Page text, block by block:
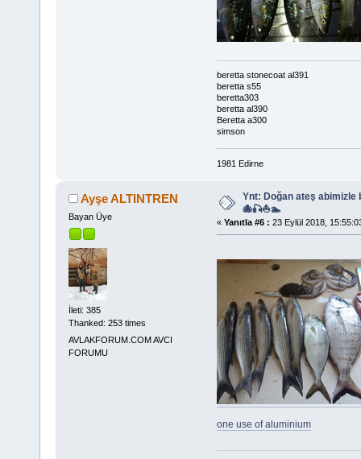
beretta stonecoat al391
beretta s55
beretta303
beretta al390
Beretta a300
simson
1981 Edirne
Ayşe ALTINTREN
Bayan Üye
İleti: 385
Thanked: 253 times
AVLAKFORUM.COM AVCI
FORUMU
Ynt: Doğan ateş
🐙🎣⛵🏊
« Yanıtla #6 : 23 Eylül 2018,
one use of aluminium